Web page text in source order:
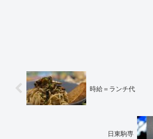
時給＝ランチ代
日東駒専